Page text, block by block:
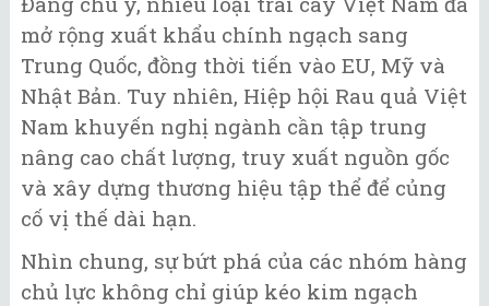
mở rộng xuất khẩu chính ngạch sang
Trung Quốc, đồng thời tiến vào EU, Mỹ và
Nhật Bản. Tuy nhiên, Hiệp hội Rau quả Việt
Nam khuyến nghị ngành cần tập trung
nâng cao chất lượng, truy xuất nguồn gốc
và xây dựng thương hiệu tập thể để củng
cố vị thế dài hạn.
Nhìn chung, sự bứt phá của các nhóm hàng
chủ lực không chỉ giúp kéo kim ngạch